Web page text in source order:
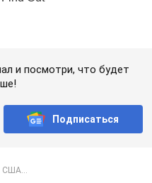
и посмотри, что будет
Подписаться
США...